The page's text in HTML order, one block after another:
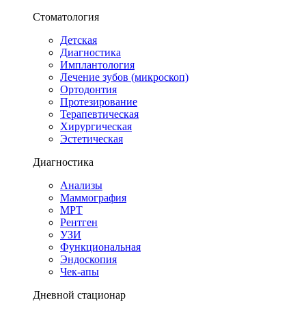
Стоматология
Детская
Диагностика
Имплантология
Лечение зубов (микроскоп)
Ортодонтия
Протезирование
Терапевтическая
Хирургическая
Эстетическая
Диагностика
Анализы
Маммография
МРТ
Рентген
УЗИ
Функциональная
Эндоскопия
Чек-апы
Дневной стационар